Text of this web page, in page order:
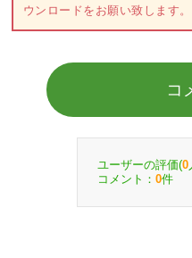
ウンロードをお願い致します。
コ
ユーザーの評価(0
コメント： 0件